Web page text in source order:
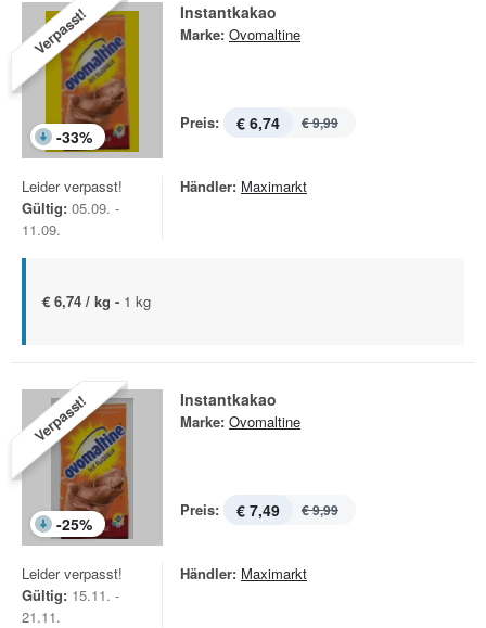
Verpasst!
-33%
Instantkakao
Marke: Ovomaltine
Preis: € 6,74 € 9,99
Leider verpasst!
Gültig: 05.09. -
11.09.
Händler: Maximarkt
€ 6,74 / kg - 1 kg
Verpasst!
-25%
Instantkakao
Marke: Ovomaltine
Preis: € 7,49 € 9,99
Leider verpasst!
Gültig: 15.11. -
21.11.
Händler: Maximarkt